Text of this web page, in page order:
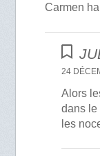
Carmen
24
Alors
dans le
les